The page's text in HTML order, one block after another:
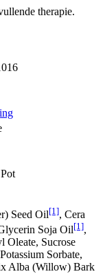
therapie.
Seed Oil[1], Cera
Soja Oil[1],
Oleate, Sucrose
Sorbate,
Alba (Willow) Bark